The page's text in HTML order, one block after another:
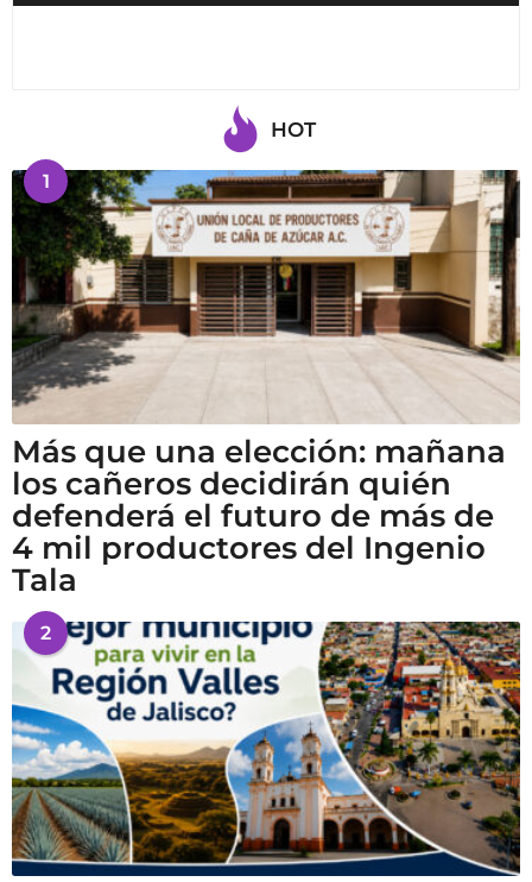
HOT
1
Más que una elección: mañana
los cañeros decidirán quién
defenderá el futuro de más de
4 mil productores del Ingenio
Tala
2